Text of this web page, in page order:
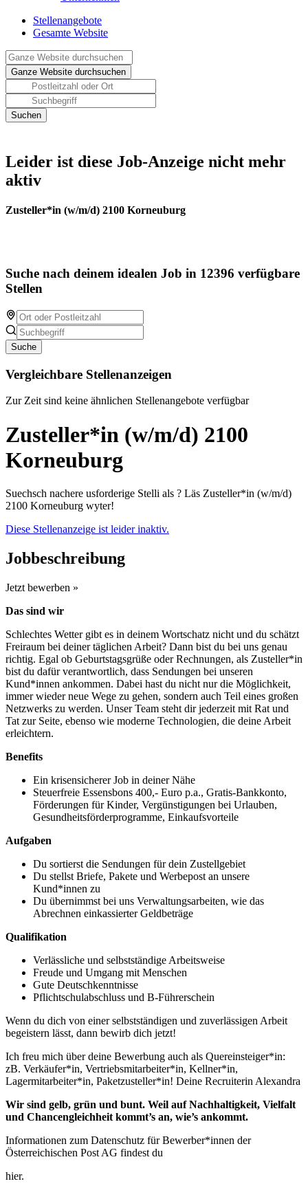
Stellenangebote
Gesamte Website
Leider ist diese Job-Anzeige nicht mehr
aktiv
Zusteller*in (w/m/d) 2100 Korneuburg
Suche nach deinem idealen Job in 12396 verfügbare
Stellen
Suche
Vergleichbare Stellenanzeigen
Zur Zeit sind keine ähnlichen Stellenangebote verfügbar
Zusteller*in (w/m/d) 2100
Korneuburg
Suechsch nachere usforderige Stelli als ? Läs Zusteller*in (w/m/d)
2100 Korneuburg wyter!
Diese Stellenanzeige ist leider inaktiv.
Jobbeschreibung
Jetzt bewerben »
Das sind wir
Schlechtes Wetter gibt es in deinem Wortschatz nicht und du schätzt
Freiraum bei deiner täglichen Arbeit? Dann bist du bei uns genau
richtig. Egal ob Geburtstagsgrüße oder Rechnungen, als Zusteller*in
bist du dafür verantwortlich, dass Sendungen bei unseren
Kund*innen ankommen. Dabei hast du nicht nur die Möglichkeit,
immer wieder neue Wege zu gehen, sondern auch Teil eines großen
Netzwerks zu werden. Unser Team steht dir jederzeit mit Rat und
Tat zur Seite, ebenso wie moderne Technologien, die deine Arbeit
erleichtern.
Benefits
Ein krisensicherer Job in deiner Nähe
Steuerfreie Essensbons 400,- Euro p.a., Gratis-Bankkonto,
Förderungen für Kinder, Vergünstigungen bei Urlauben,
Gesundheitsförderprogramme, Einkaufsvorteile
Aufgaben
Du sortierst die Sendungen für dein Zustellgebiet
Du stellst Briefe, Pakete und Werbepost an unsere
Kund*innen zu
Du übernimmst bei uns Verwaltungsarbeiten, wie das
Abrechnen einkassierter Geldbeträge
Qualifikation
Verlässliche und selbstständige Arbeitsweise
Freude und Umgang mit Menschen
Gute Deutschkenntnisse
Pflichtschulabschluss und B-Führerschein
Wenn du dich von einer selbstständigen und zuverlässigen Arbeit
begeistern lässt, dann bewirb dich jetzt!
Ich freu mich über deine Bewerbung auch als Quereinsteiger*in:
zB. Verkäufer*in, Vertriebsmitarbeiter*in, Kellner*in,
Lagermitarbeiter*in, Paketzusteller*in! Deine Recruiterin Alexandra
Wir sind gelb, grün und bunt. Weil auf Nachhaltigkeit, Vielfalt
und Chancengleichheit kommt’s an, wie’s ankommt.
Informationen zum Datenschutz für Bewerber*innen der
Österreichischen Post AG findest du
hier.